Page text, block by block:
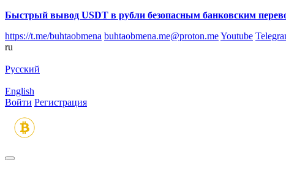
Быстрый вывод USDT в рубли безопасным банковским
https://t.me/buhtaobmena buhtaobmena.me@proton.meYoutube
ru
Русский
English
Войти Регистрация